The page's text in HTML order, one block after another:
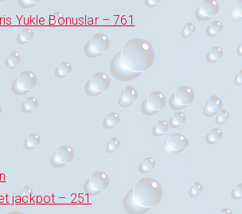
Yukle Bonuslar – 761
jackpot – 251